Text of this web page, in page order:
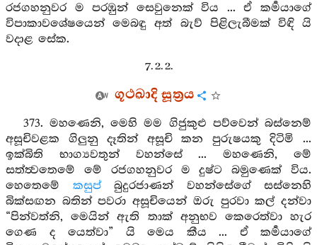
රජගහනුවර ම පරඹුන් සෙවුනෙක් විය ... ඒ කර්‍මයාගේ
විපාකාවශේෂයෙන් මෙබඳු අත් බැව් පිළිලැබීමක් විඳි යි
වදාළ සේක.
7. 2. 2.
ගූථඛාදි සූත්‍රය
373. මහණෙනි, මෙහි මම ගිජුකුළු පව්වෙන් බස්නෙම්
අසූචිවළක ගිලුනු දෑතින් අසූචි කන පුරුෂයකු දිටිමි ...
ඉක්බිති භාග්‍යවතුන් වහන්සේ ... මහණෙනි, මේ
සත්ත්‍වතෙමේ මේ රජගහනුවර ම දුෂ්ට බමුණෙක් විය.
හෙතෙමේ කසුප්බුදුරජාණන් වහන්සේගේ සස්නෙහි
බික්සඟන බතින් පවරා අසූචියෙන් ඔරු පුරවා කල් දන්වා
“පින්වත්නි, මෙයින් ඇති තාක් අනුභව කෙරෙත්වා හැර
ගෙණ ද යෙත්වා” යි මෙය කීය ... ඒ කර්‍මයාගේ